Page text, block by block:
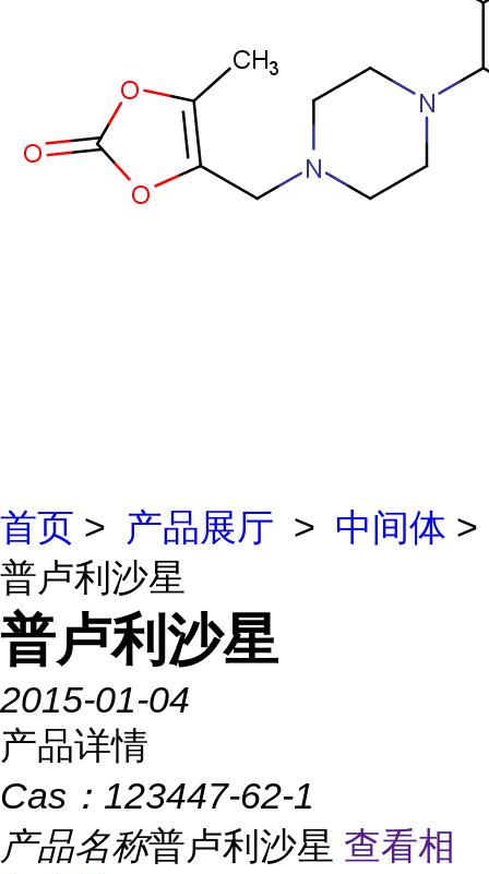
首页 > 产品展厅 > 中间体 >
普卢利沙星
普卢利沙星
2015-01-04
产品详情
Cas： 123447-62-1
产品名称普卢利沙星 查看相